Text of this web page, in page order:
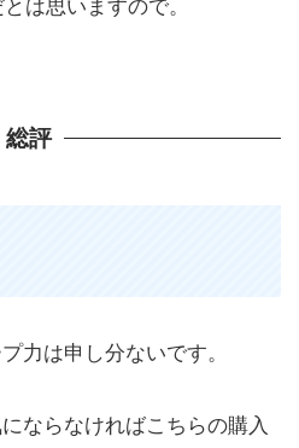
は思いますので。
総評
力は申し分ないです。
ならなければこちらの購入